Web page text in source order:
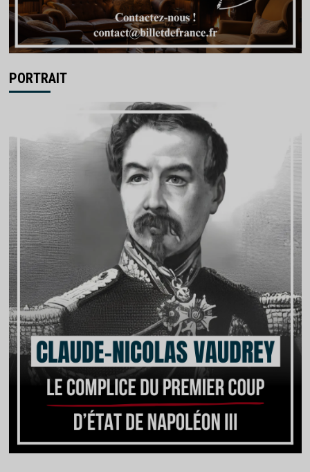
PORTRAIT